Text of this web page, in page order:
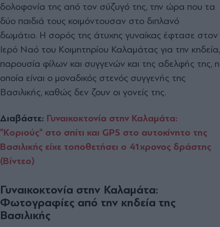
δολοφονία της από τον σύζυγό της, την ώρα που τα
δύο παιδιά τους κοιμόντουσαν στο διπλανό
δωμάτιο. Η σορός της άτυχης γυναίκας έφτασε στον
Ιερό Ναό του Κοιμητηρίου Καλαμάτας για την κηδεία,
παρουσία φίλων και συγγενών και της αδελφής της, η
οποία είναι ο μοναδικός στενός συγγενής της
Βασιλικής, καθώς δεν ζουν οι γονείς της.
Διαβάστε: Γυναικοκτονία στην Καλαμάτα:
"Κοριούς" στο σπίτι και GPS στο αυτοκίνητο της
Βασιλικής είχε τοποθετήσει ο 41χρονος δράστης
(Βίντεο)
Γυναικοκτονία στην Καλαμάτα:
Φωτογραφίες από την κηδεία της
Βασιλικής